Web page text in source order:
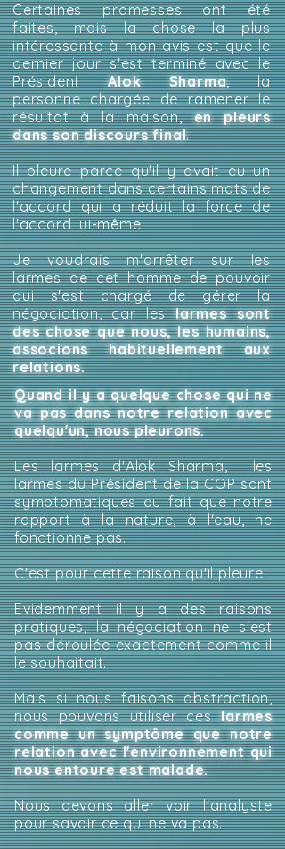
Certaines promesses ont été
faites, mais la chose la plus
intéressante à mon avis est que le
dernier jour s'est terminé avec le
PrésidentAlok Sharma, la
personne chargée de ramener le
résultat à la maison,en pleurs
dans son discours final.
Il pleure parce qu'il y avait eu un
changement dans certains mots de
l'accord qui a réduit la force de
l'accord lui-même.
Je voudrais m'arrêter sur les
larmes de cet homme de pouvoir
qui s'est chargé de gérer la
négociation, car leslarmes sont
des chose que nous, les humains,
associons habituellement aux
relations.
Quand il y a quelque chose qui ne
va pas dans notre relation avec
quelqu'un, nous pleurons.
Les larmes d'Alok Sharma, les
larmes du Président de la COP sont
symptomatiques du fait que notre
rapport à la nature, à l'eau, ne
fonctionne pas.
C'est pour cette raison qu'il pleure.
Evidemment il y a des raisons
pratiques, la négociation ne s'est
pas déroulée exactement comme il
le souhaitait.
Mais si nous faisons abstraction,
nous pouvons utiliser ceslarmes
comme un symptôme que notre
relation avec l'environnement qui
nous entoure est malade.
Nous devons aller voir l'analyste
pour savoir ce qui ne va pas.